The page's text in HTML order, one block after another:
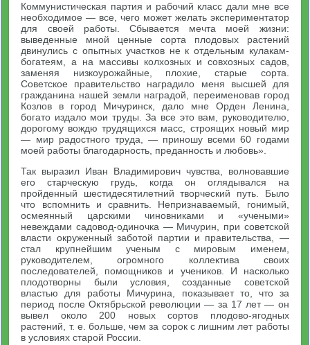
Коммунистическая партия и рабочий класс дали мне все
необходимое — все, чего может желать экспериментатор
для своей работы. Сбывается мечта моей жизни:
выведенные мной ценные сорта плодовых растений
двинулись с опытных участков не к отдельным кулакам-
богатеям, а на массивы колхозных и совхозных садов,
заменяя низкоурожайные, плохие, старые сорта.
Советское правительство наградило меня высшей для
гражданина нашей земли наградой, переименовав город
Козлов в город Мичуринск, дало мне Орден Ленина,
богато издало мои труды. За все это вам, руководителю,
дорогому вождю трудящихся масс, строящих новый мир
— мир радостного труда, — приношу всеми 60 годами
моей работы благодарность, преданность и любовь».
Так выразил Иван Владимирович чувства, волновавшие
его старческую грудь, когда он оглядывался на
пройденный шестидесятилетний творческий путь. Было
что вспомнить и сравнить. Непризнаваемый, гонимый,
осмеянный царскими чиновниками и «учеными»
невеждами садовод-одиночка — Мичурин, при советской
власти окруженный заботой партии и правительства, —
стал крупнейшим ученым с мировым именем,
руководителем, огромного коллектива своих
последователей, помощников и учеников. И насколько
плодотворны были условия, созданные советской
властью для работы Мичурина, показывает то, что за
период после Октябрьской революции — за 17 лет — он
вывел около 200 новых сортов плодово-ягодных
растений, т. е. больше, чем за сорок с лишним лет работы
в условиях старой России.